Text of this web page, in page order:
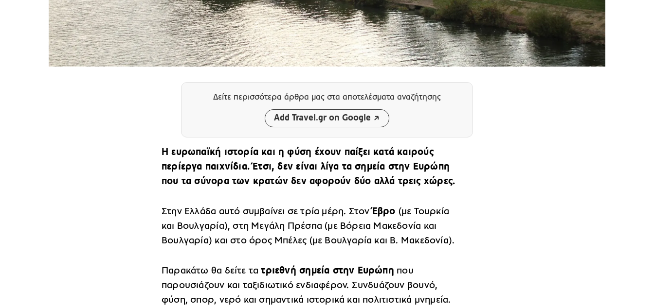
Δείτε περισσότερα άρθρα μας στα αποτελέσματα αναζήτησης
Add Travel.gr on Google
Η ευρωπαϊκή ιστορία και η φύση έχουν παίξει κατά καιρούς
περίεργα παιχνίδια. Έτσι, δεν είναι λίγα τα σημεία στην Ευρώπη
που τα σύνορα των κρατών δεν αφορούν δύο αλλά τρεις χώρες.
Στην Ελλάδα αυτό συμβαίνει σε τρία μέρη. ΣτονΈβρο (με Τουρκία
και Βουλγαρία), στη Μεγάλη Πρέσπα (με Βόρεια Μακεδονία και
Βουλγαρία) και στο όρος Μπέλες (με Βουλγαρία και Β. Μακεδονία).
Παρακάτω θα δείτε τατριεθνή σημεία στην Ευρώπη που
παρουσιάζουν και ταξιδιωτικό ενδιαφέρον. Συνδυάζουν βουνό,
φύση, σπορ, νερό και σημαντικά ιστορικά και πολιτιστικά μνημεία.